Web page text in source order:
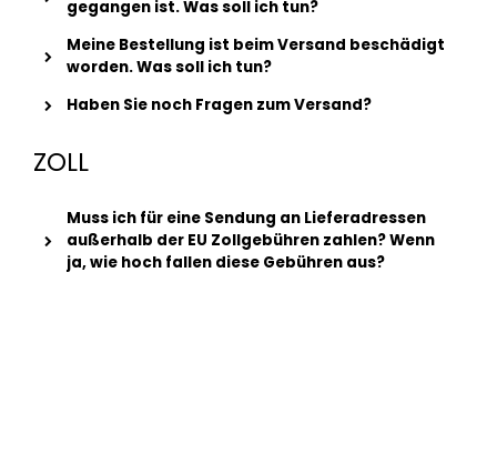
gegangen ist. Was soll ich tun?
Meine Bestellung ist beim Versand beschädigt
worden. Was soll ich tun?
Haben Sie noch Fragen zum Versand?
ZOLL
Muss ich für eine Sendung an Lieferadressen
außerhalb der EU Zollgebühren zahlen? Wenn
ja, wie hoch fallen diese Gebühren aus?